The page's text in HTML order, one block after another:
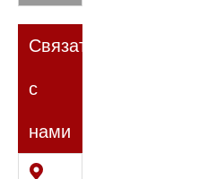
Связаться
с
нами